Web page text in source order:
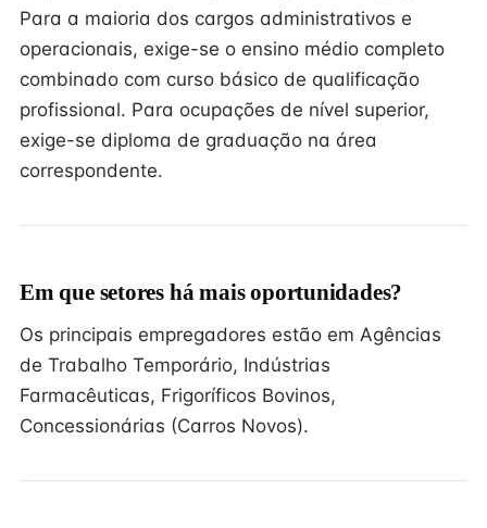
Para a maioria dos cargos administrativos e
operacionais, exige-se o ensino médio completo
combinado com curso básico de qualificação
profissional. Para ocupações de nível superior,
exige-se diploma de graduação na área
correspondente.
Em que setores há mais oportunidades?
Os principais empregadores estão em Agências
de Trabalho Temporário, Indústrias
Farmacêuticas, Frigoríficos Bovinos,
Concessionárias (Carros Novos).